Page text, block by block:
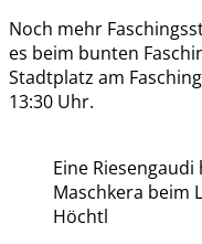
Noch mehr
es beim bunten
Stadtplatz am
13:30 Uhr.
Eine
Maschkera beim
Höchtl